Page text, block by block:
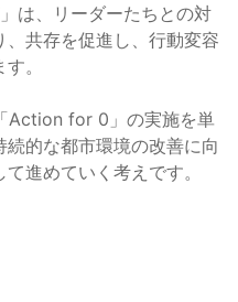
は、リーダーたちとの対
共存を促進し、行動変容
。
Action for 0」の実施を単
的な都市環境の改善に向
進めていく考えです。